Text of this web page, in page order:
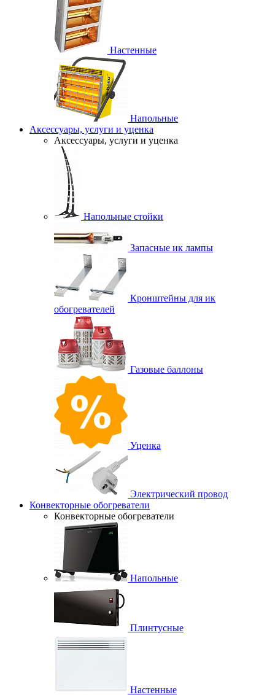
Настенные
Напольные
Аксессуары, услуги и уценка
Аксессуары, услуги и уценка
Напольные стойки
Запасные ик лампы
Кронштейны для ик
обогревателей
Газовые баллоны
Уценка
Электрический провод
Конвекторные обогреватели
Конвекторные обогреватели
Напольные
Плинтусные
Настенные